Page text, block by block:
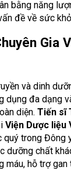
bằng năng
đề về sức
Gia
và dinh
dụng đa dạng
diện. Tiến sĩ
Viện Dược liệu
trong Đông
dưỡng chất
máu, hỗ trợ